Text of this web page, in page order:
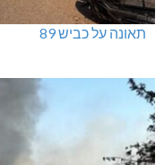
תאונה על כביש 89